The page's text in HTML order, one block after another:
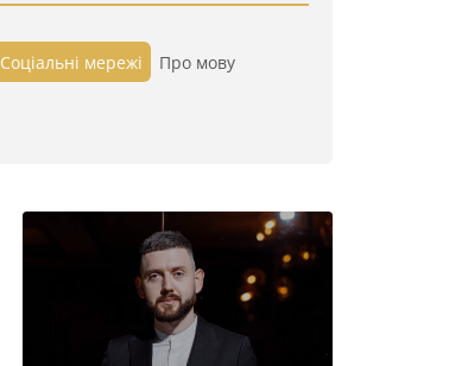
Cоціальні мережі Про мову